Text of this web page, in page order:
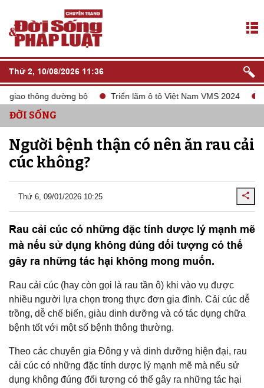
Thứ 2, 10/08/2026 11:36
thông đường bộ Triển lãm ô tô Việt Nam VMS 2024 tắt
ĐỜI SỐNG
Người bệnh thận có nên ăn rau cải
cúc không?
Thứ 6, 09/01/2026 10:25
Rau cải cúc có những đặc tính dược lý mạnh mẽ
mà nếu sử dụng không đúng đối tượng có thể
gây ra những tác hại không mong muốn.
Rau cải cúc (hay còn gọi là rau tần ô) khi vào vụ được
nhiều người lựa chọn trong thực đơn gia đình. Cải cúc dễ
trồng, dễ chế biến, giàu dinh dưỡng và có tác dụng chữa
bệnh tốt với một số bệnh thông thường.
Theo các chuyên gia Đông y và dinh dưỡng hiện đại, rau
cải cúc có những đặc tính dược lý mạnh mẽ mà nếu sử
dụng không đúng đối tượng có thể gây ra những tác hại